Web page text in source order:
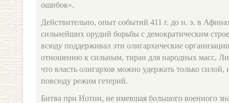
ошибок».
Действительно, опыт событий 411 г. до н. э. в
сильнейших орудий борьбы с демократическим
всюду поддерживал эти олигархические
отношению к сильным, тиран для народных масс,
что власть олигархов можно удержать только
повсюду режим гетерий.
Битва при Нотии, не имевшая большого военного